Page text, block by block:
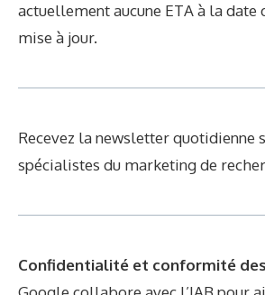
actuellement aucune ETA à la date
mise à jour.
Recevez la newsletter quotidienne
spécialistes du marketing de
Confidentialité et conformité